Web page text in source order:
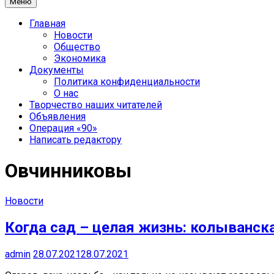
Главная
Новости
Общество
Экономика
Документы
Политика конфиденциальности
О нас
Творчество наших читателей
Объявления
Операция «90»
Написать редактору
Овчинниковы
Новости
Когда сад – целая жизнь:
admin 28.07.202128.07.2021